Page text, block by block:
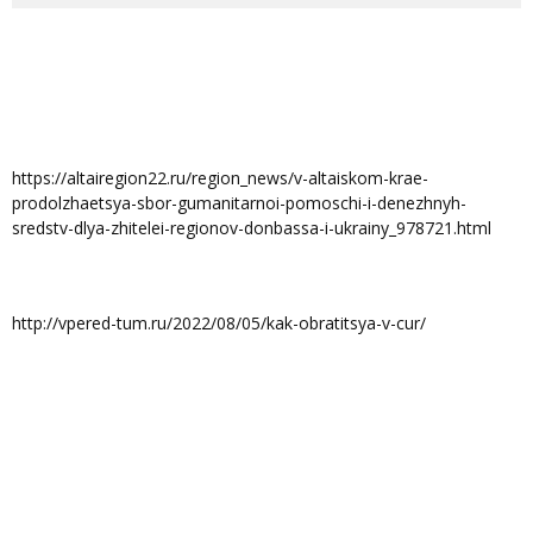
https://altairegion22.ru/region_news/v-altaiskom-krae-
prodolzhaetsya-sbor-gumanitarnoi-pomoschi-i-denezhnyh-
sredstv-dlya-zhitelei-regionov-donbassa-i-ukrainy_978721.html
http://vpered-tum.ru/2022/08/05/kak-obratitsya-v-cur/